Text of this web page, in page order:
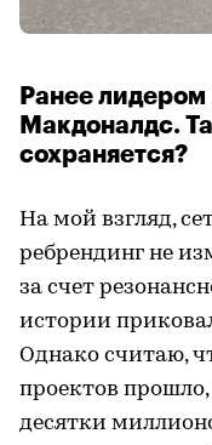
Ранее
Макдоналдс.
сохраняется?
На мой взгляд,
ребрендинг не
за счет
истории
Однако считаю,
проектов
десятки